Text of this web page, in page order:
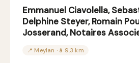
Emmanuel Ciavolella,
Delphine Steyer, Romain
Josserand, Notaires
📍 Meylan · à 9.3 km